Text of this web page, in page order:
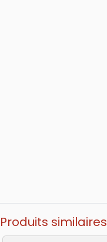
Produits similaires